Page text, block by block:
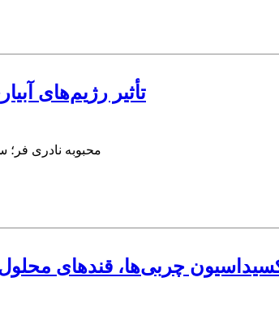
تأثیر رژیم‌های
محبوبه نادری فر؛
چربی‌ها، قندهای